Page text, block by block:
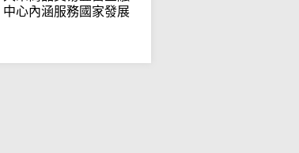
中心內涵服務國家發展